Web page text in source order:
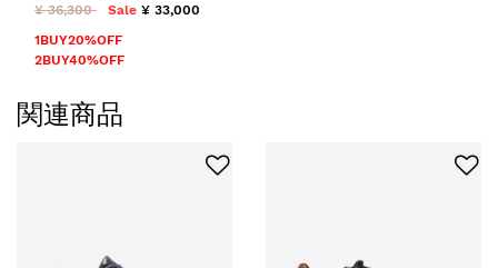
¥ 36,300
Sale ¥ 33,000
1BUY20%OFF
2BUY40%OFF
関連商品